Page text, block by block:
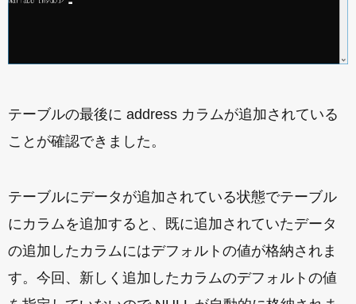
テーブルの最後に address カラムが追加されている
ことが確認できました。
テーブルにデータが追加されている状態でテーブル
にカラムを追加すると、既に追加されていたデータ
の追加したカラムにはデフォルトの値が格納されま
す。今回、新しく追加したカラムのデフォルトの値